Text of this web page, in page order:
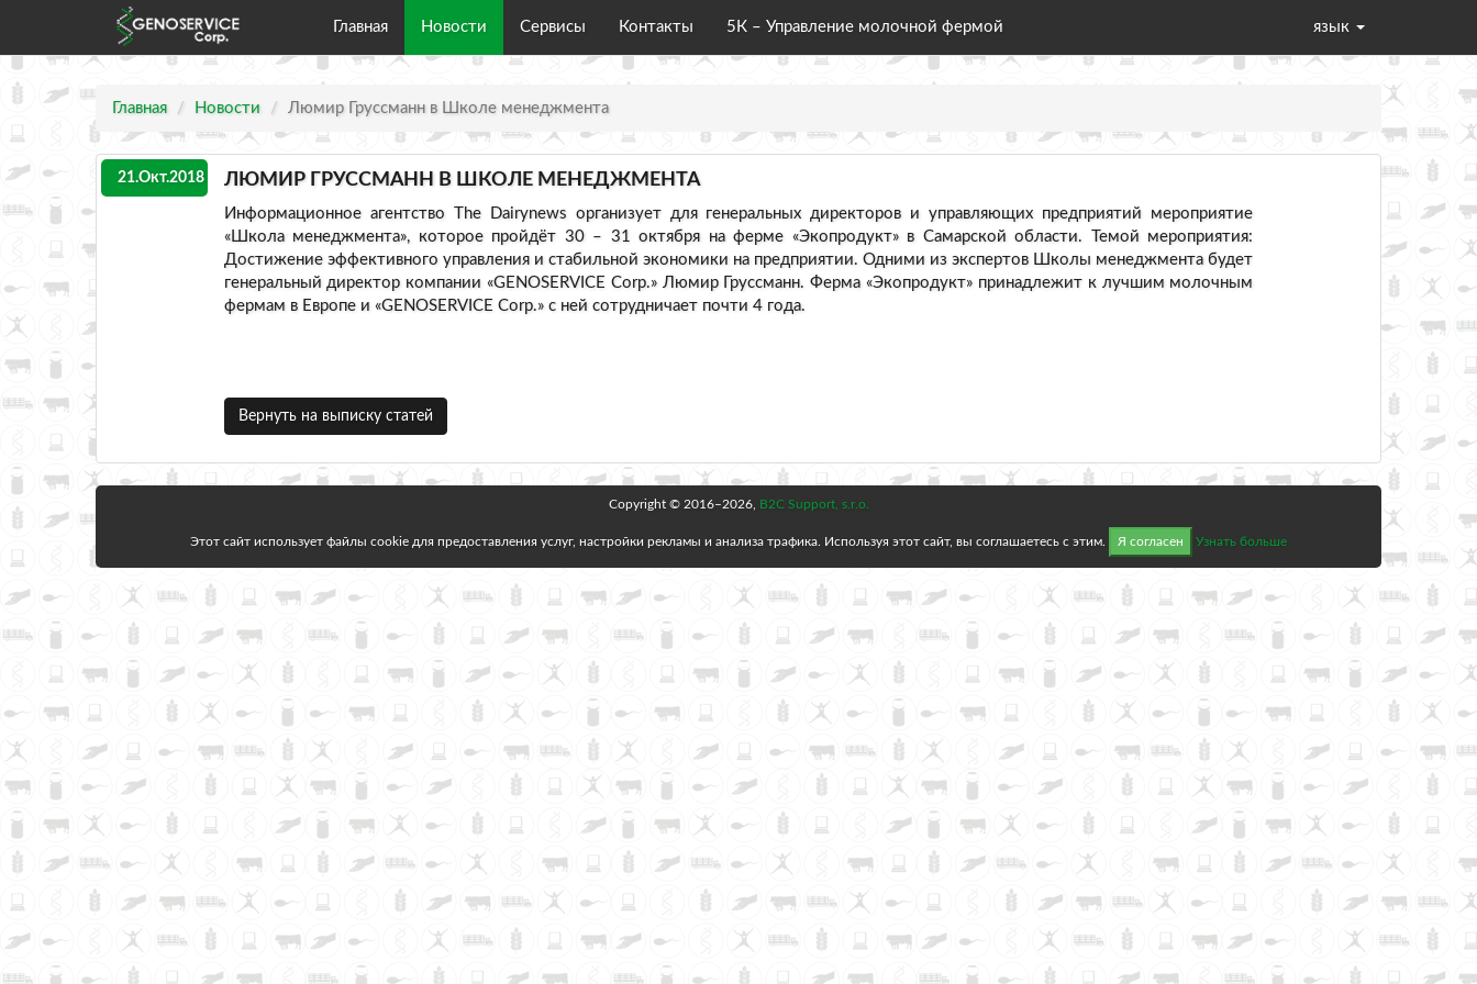
Главная Новости Сервисы Контакты 5К – Управление молочной фермой язык
Главная Новости Люмир Груссманн в Школе менеджмента
21.Окт.2018 ЛЮМИР ГРУССМАНН В ШКОЛЕ МЕНЕДЖМЕНТА
Информационное агентство The Dairynews организует для генеральных директоров и управляющих предприятий мероприятие
«Школа менеджмента», которое пройдёт 30 – 31 октября на ферме «Экопродукт» в Самарской области. Темой мероприятия:
Достижение эффективного управления и стабильной экономики на предприятии. Одними из экспертов Школы менеджмента будет
генеральный директор компании «GENOSERVICE Corp.» Люмир Груссманн. Ферма «Экопродукт» принадлежит к лучшим молочным
фермам в Европе и «GENOSERVICE Corp.» с ней сотрудничает почти 4 года.
Вернуть на выписку статей
Copyright © 2016–2026, B2C Support, s.r.o.
Этот сайт использует файлы cookie для предоставления услуг, настройки рекламы и анализа трафика. Используя этот сайт, вы соглашаетесь с этим. Я согласен Узнать больше